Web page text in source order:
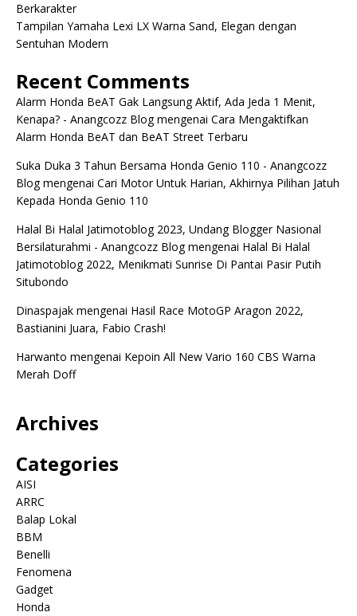
Berkarakter
Tampilan Yamaha Lexi LX Warna Sand, Elegan dengan
Sentuhan Modern
Recent Comments
Alarm Honda BeAT Gak Langsung Aktif, Ada Jeda 1 Menit,
Kenapa? - Anangcozz Blogmengenai Cara Mengaktifkan
Alarm Honda BeAT dan BeAT Street Terbaru
Suka Duka 3 Tahun Bersama Honda Genio 110 - Anangcozz
Blogmengenai Cari Motor Untuk Harian, Akhirnya Pilihan Jatuh
Kepada Honda Genio 110
Halal Bi Halal Jatimotoblog 2023, Undang Blogger Nasional
Bersilaturahmi - Anangcozz Blogmengenai Halal Bi Halal
Jatimotoblog 2022, Menikmati Sunrise Di Pantai Pasir Putih
Situbondo
Dinaspajak mengenai Hasil Race MotoGP Aragon 2022,
Bastianini Juara, Fabio Crash!
Harwanto mengenai Kepoin All New Vario 160 CBS Warna
Merah Doff
Archives
Categories
AISI
ARRC
Balap Lokal
BBM
Benelli
Fenomena
Gadget
Honda